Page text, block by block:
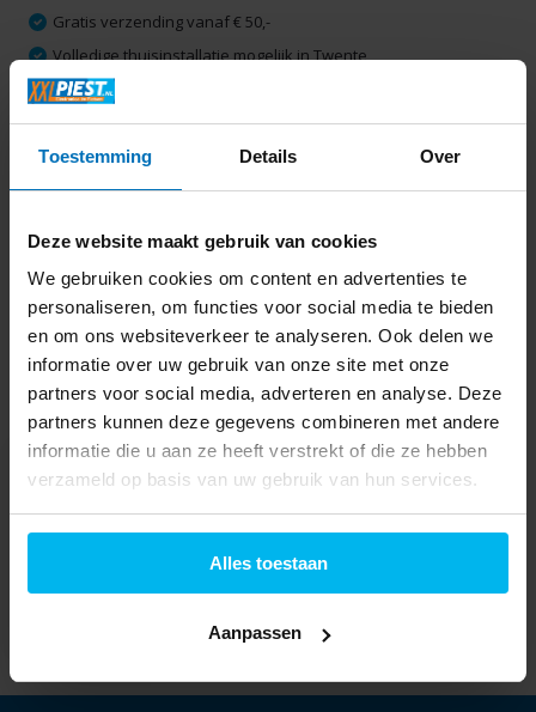
Toestemming Details Over
Deze website maakt gebruik van cookies
We gebruiken cookies om content en advertenties te
personaliseren, om functies voor social media te bieden
en om ons websiteverkeer te analyseren. Ook delen we
informatie over uw gebruik van onze site met onze
partners voor social media, adverteren en analyse. Deze
partners kunnen deze gegevens combineren met andere
informatie die u aan ze heeft verstrekt of die ze hebben
verzameld op basis van uw gebruik van hun services.
Alles toestaan
Aanpassen
Gratis verzending vanaf € 50,-
Volledige thuisinstallatie mogelijk in Twente
Ruim 2000 m2 winkelplezier
Specificaties
Delen
Laatst bekeken
Monitor